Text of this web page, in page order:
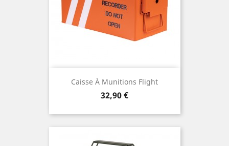
Caisse À Munitions Flight
Prix
32,90 €